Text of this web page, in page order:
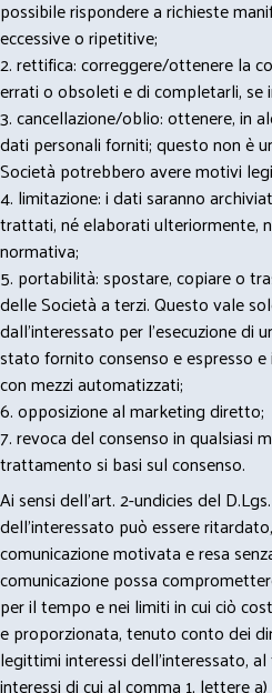
possibile rispondere a richieste
eccessive o ripetitive;
2. rettifica: correggere/ottenere la
errati o obsoleti e di completarli, se
3. cancellazione/oblio: ottenere, in
dati personali forniti; questo non è
Società potrebbero avere motivi
4. limitazione: i dati saranno
trattati, né elaborati ulteriormente,
normativa;
5. portabilità: spostare, copiare o
delle Società a terzi. Questo vale
dall’interessato per l’esecuzione di
stato fornito consenso e espresso
con mezzi automatizzati;
6. opposizione al marketing diretto;
7. revoca del consenso in qualsiasi
trattamento si basi sul consenso.
Ai sensi dell’art. 2-undicies del
dell’interessato può essere
comunicazione motivata e resa
comunicazione possa
per il tempo e nei limiti in cui ciò
e proporzionata, tenuto conto dei
legittimi interessi dell’interessato,
interessi di cui al comma 1, lettere